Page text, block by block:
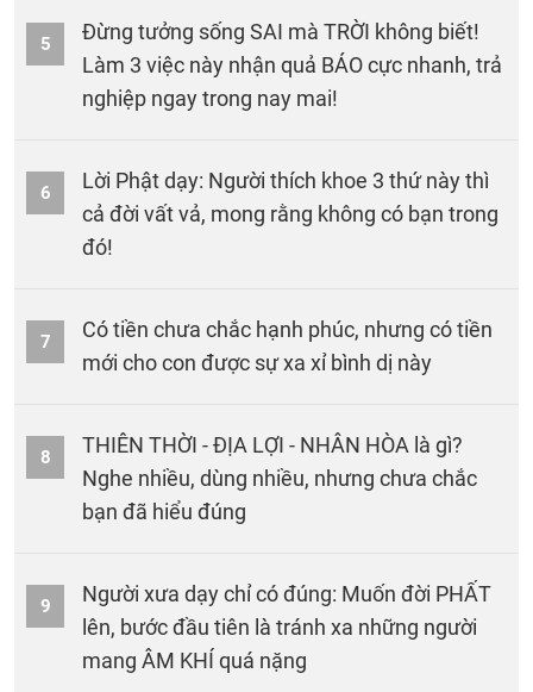
5
Đừng tưởng sống SAI mà TRỜI không biết!
Làm 3 việc này nhận quả BÁO cực nhanh, trả
nghiệp ngay trong nay mai!
6
Lời Phật dạy: Người thích khoe 3 thứ này thì
cả đời vất vả, mong rằng không có bạn trong
đó!
7
Có tiền chưa chắc hạnh phúc, nhưng có tiền
mới cho con được sự xa xỉ bình dị này
8
THIÊN THỜI - ĐỊA LỢI - NHÂN HÒA là gì?
Nghe nhiều, dùng nhiều, nhưng chưa chắc
bạn đã hiểu đúng
9
Người xưa dạy chỉ có đúng: Muốn đời PHẤT
lên, bước đầu tiên là tránh xa những người
mang ÂM KHÍ quá nặng